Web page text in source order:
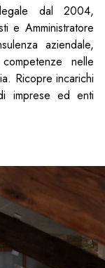
dal 2004,
e Amministratore
aziendale,
nelle
Ricopre incarichi
imprese ed enti